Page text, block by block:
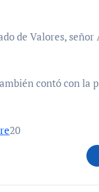
de Valores,
contó con la
20